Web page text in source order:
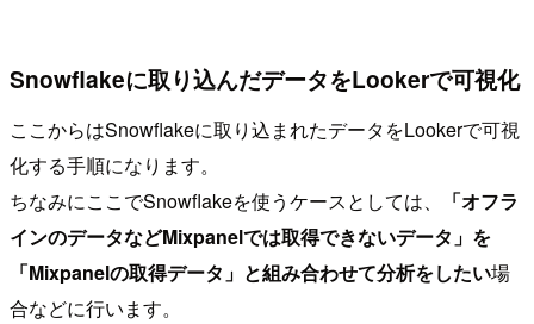
Snowflakeに取り込んだデータをLookerで可視化
ここからはSnowflakeに取り込まれたデータをLookerで可視
化する手順になります。
ちなみにここでSnowflakeを使うケースとしては、
「オフラ
インのデータなどMixpanelでは取得できないデータ」を
「Mixpanelの取得データ」と組み合わせて分析をしたい場
合などに行います。